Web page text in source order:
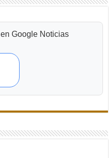
en Google Noticias